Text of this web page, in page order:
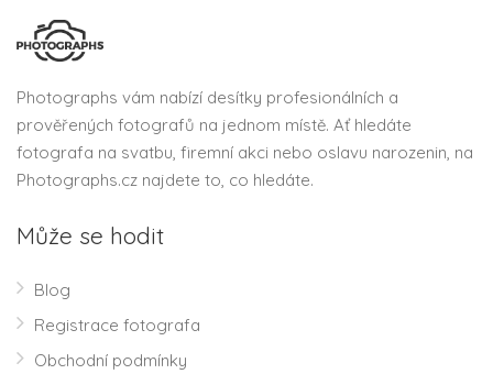
Photographs vám nabízí desítky profesionálních a
prověřených fotografů na jednom místě. Ať hledáte
fotografa na svatbu, firemní akci nebo oslavu narozenin, na
Photographs.cz najdete to, co hledáte.
Může se hodit
Blog
Registrace fotografa
Obchodní podmínky